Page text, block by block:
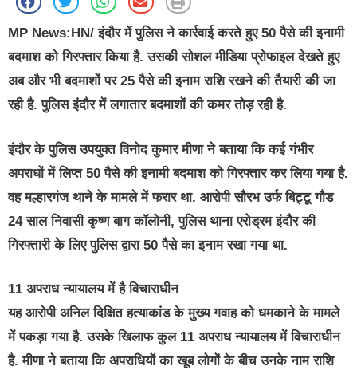
MP News:HN/ इंदौर में पुलिस ने कार्रवाई करते हुए 50 पैसे की इनामी
बदमाश को गिरफ्तार किया है. उसकी सोशल मीडिया प्रोफाइल देखते हुए
अब और भी बदमाशों पर 25 पैसे की इनाम राशि रखने की तैयारी की जा
रही है. पुलिस इंदौर में लगातार बदमाशों की कमर तोड़ रही है.
इंदौर के पुलिस उपयुक्त विनोद कुमार मीणा ने बताया कि कई गंभीर
अपराधों में लिप्त 50 पैसे की इनामी बदमाश को गिरफ्तार कर लिया गया है.
वह मल्हारगंज थाने के मामले में फरार था. आरोपी सौरभ उर्फ बिट्टू गौड
24 साल निवासी कृष्ण बाग कॉलोनी, पुलिस थाना एरोड्रम इंदौर की
गिरफ्तारी के लिए पुलिस द्वारा 50 पैसे का इनाम रखा गया था.
11 अपराध न्यायालय में है विचाराधीन
यह आरोपी अनिल दिक्षित हत्याकांड के मुख्य गवाह को धमकाने के मामले
में पकड़ा गया है. उसके खिलाफ कुल 11 अपराध न्यायालय में विचाराधीन
है. मीणा ने बताया कि अपराधियों का खूब लोगों के बीच उनके नाम राशि